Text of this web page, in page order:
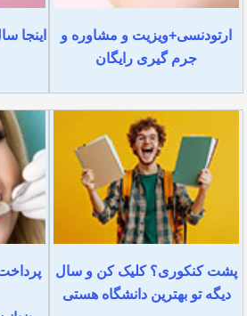
ارتودنسی+ویزیت و مشاوره و
جرم گیری رایگان
اینجا
پشت کنکوری؟ کلیک کن و سال
دیگه تو بهترین دانشگاه هستی